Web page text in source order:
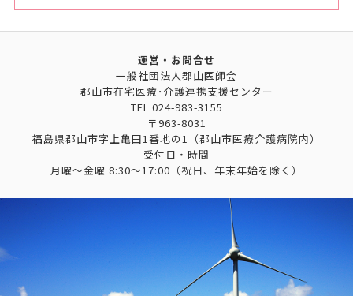
運営・お問合せ
一般社団法人郡山医師会
郡山市在宅医療･介護連携支援センター
TEL 024-983-3155
〒963-8031
福島県郡山市字上亀田1番地の1（郡山市医療介護病院内）
受付日・時間
月曜～金曜 8:30～17:00（祝日、年末年始を除く）